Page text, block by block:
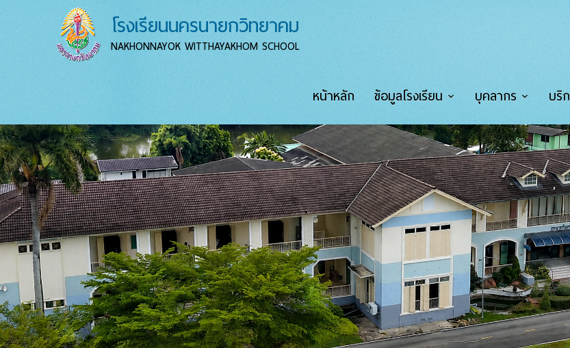
โรงเรียนนครนายกวิทยาคม
NAKHONNAYOK WITTHAYAKHOM SCHOOL
หน้าหลัก ข้อมูลโรงเรียน บุคลากร บริ